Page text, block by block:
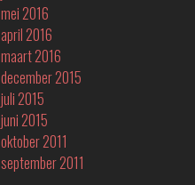
mei 2016
april 2016
maart 2016
december 2015
juli 2015
juni 2015
oktober 2011
september 2011